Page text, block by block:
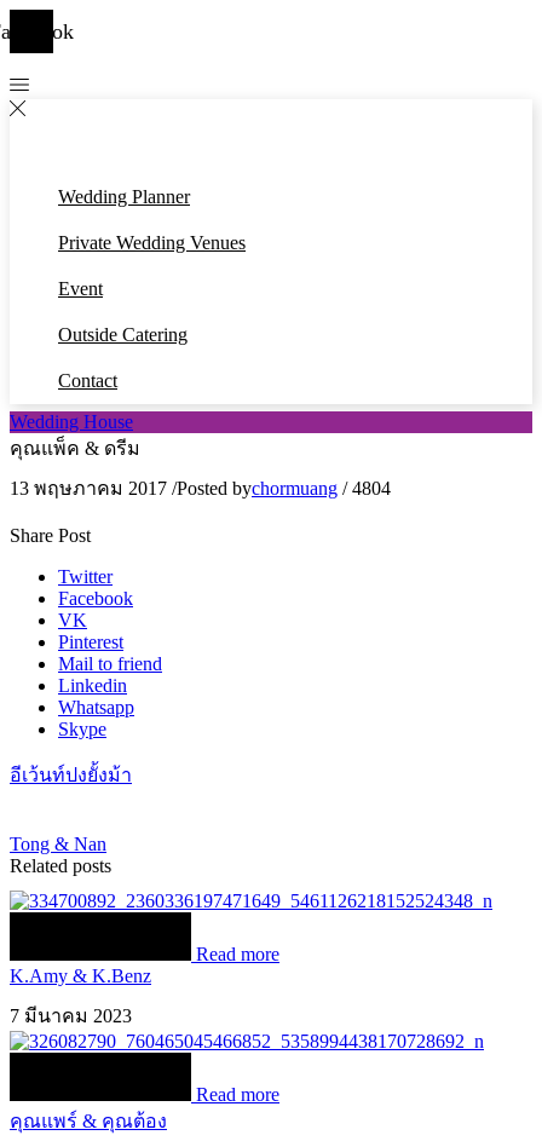
Wedding Planner
Private Wedding Venues
Event
Outside Catering
Contact
Wedding House
คุณแพ็ค & ดรีม
13 พฤษภาคม 2017 /Posted bychormuang / 4804
Share Post
Twitter
Facebook
VK
Pinterest
Mail to friend
Linkedin
Whatsapp
Skype
อีเว้นท์ปงยั้งม้า
Tong & Nan
Related posts
Read more
K.Amy & K.Benz
7 มีนาคม 2023
Read more
คุณแพร์ & คุณต้อง